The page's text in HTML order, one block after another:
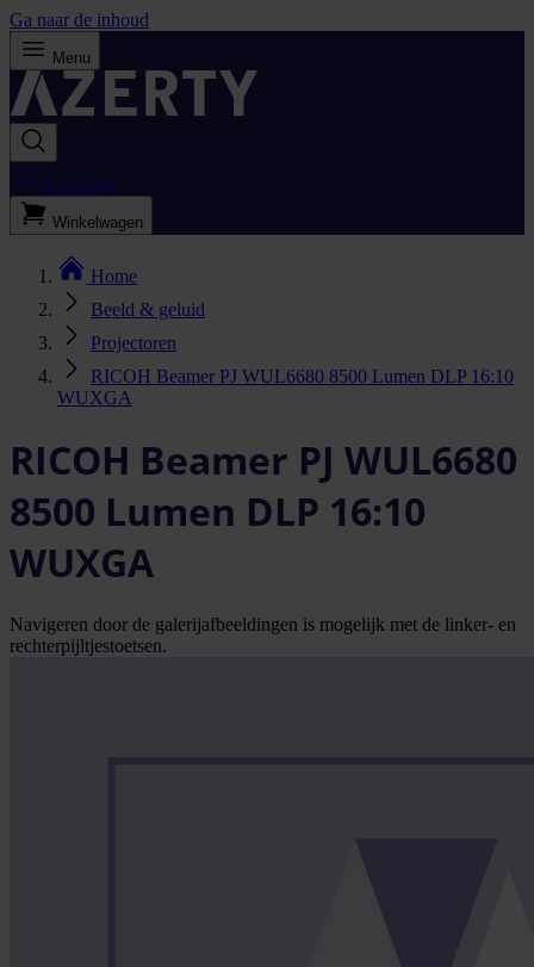
Ga naar de inhoud
Menu
Bestellijst
Winkelwagen
Home
Beeld & geluid
Projectoren
RICOH Beamer PJ WUL6680 8500 Lumen DLP 16:10
WUXGA
RICOH Beamer PJ WUL6680
8500 Lumen DLP 16:10
WUXGA
Navigeren door de galerijafbeeldingen is mogelijk met de linker- en
rechterpijltjestoetsen.